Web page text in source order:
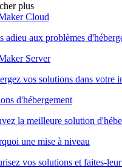
plus
Cloud
adieu aux problèmes
Server
vos solutions dans votre
d'hébergement
la meilleure solution
une mise à niveau
vos solutions et faites-